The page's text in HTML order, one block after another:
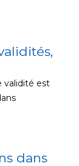
validité est
dans